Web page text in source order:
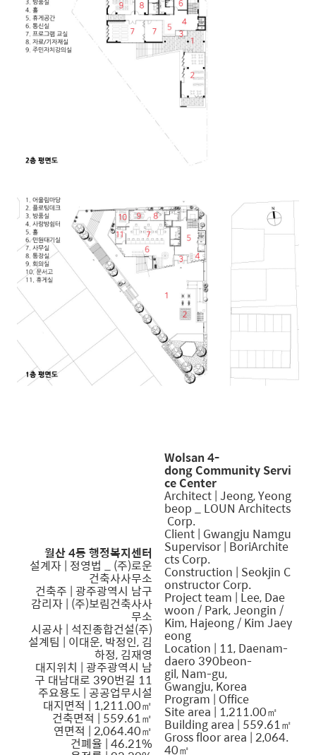
월산 4동 행정복지센터
설계자 | 정영법 _ (주)로운
건축사사무소
건축주 | 광주광역시 남구
감리자 | (주)보림건축사사
무소
시공사 | 석진종합건설(주)
설계팀 | 이대운, 박정인, 김
하정, 김재영
대지위치 | 광주광역시 남
구 대남대로 390번길 11
주요용도 | 공공업무시설
대지면적 | 1,211.00㎡
건축면적 | 559.61㎡
연면적 | 2,064.40㎡
건폐율 | 46.21%
Wolsan 4-
dong Community Servi
ce Center
Architect | Jeong, Yeong
beop _ LOUN Architects
Corp.
Client | Gwangju Namgu
Supervisor | BoriArchite
cts Corp.
Construction | Seokjin C
onstructor Corp.
Project team | Lee, Dae
woon / Park, Jeongin /
Kim, Hajeong / Kim Jaey
eong
Location | 11, Daenam-
daero 390beon-
gil, Nam-gu,
Gwangju, Korea
Program | Office
Site area | 1,211.00㎡
Building area | 559.61㎡
Gross floor area | 2,064.
40㎡